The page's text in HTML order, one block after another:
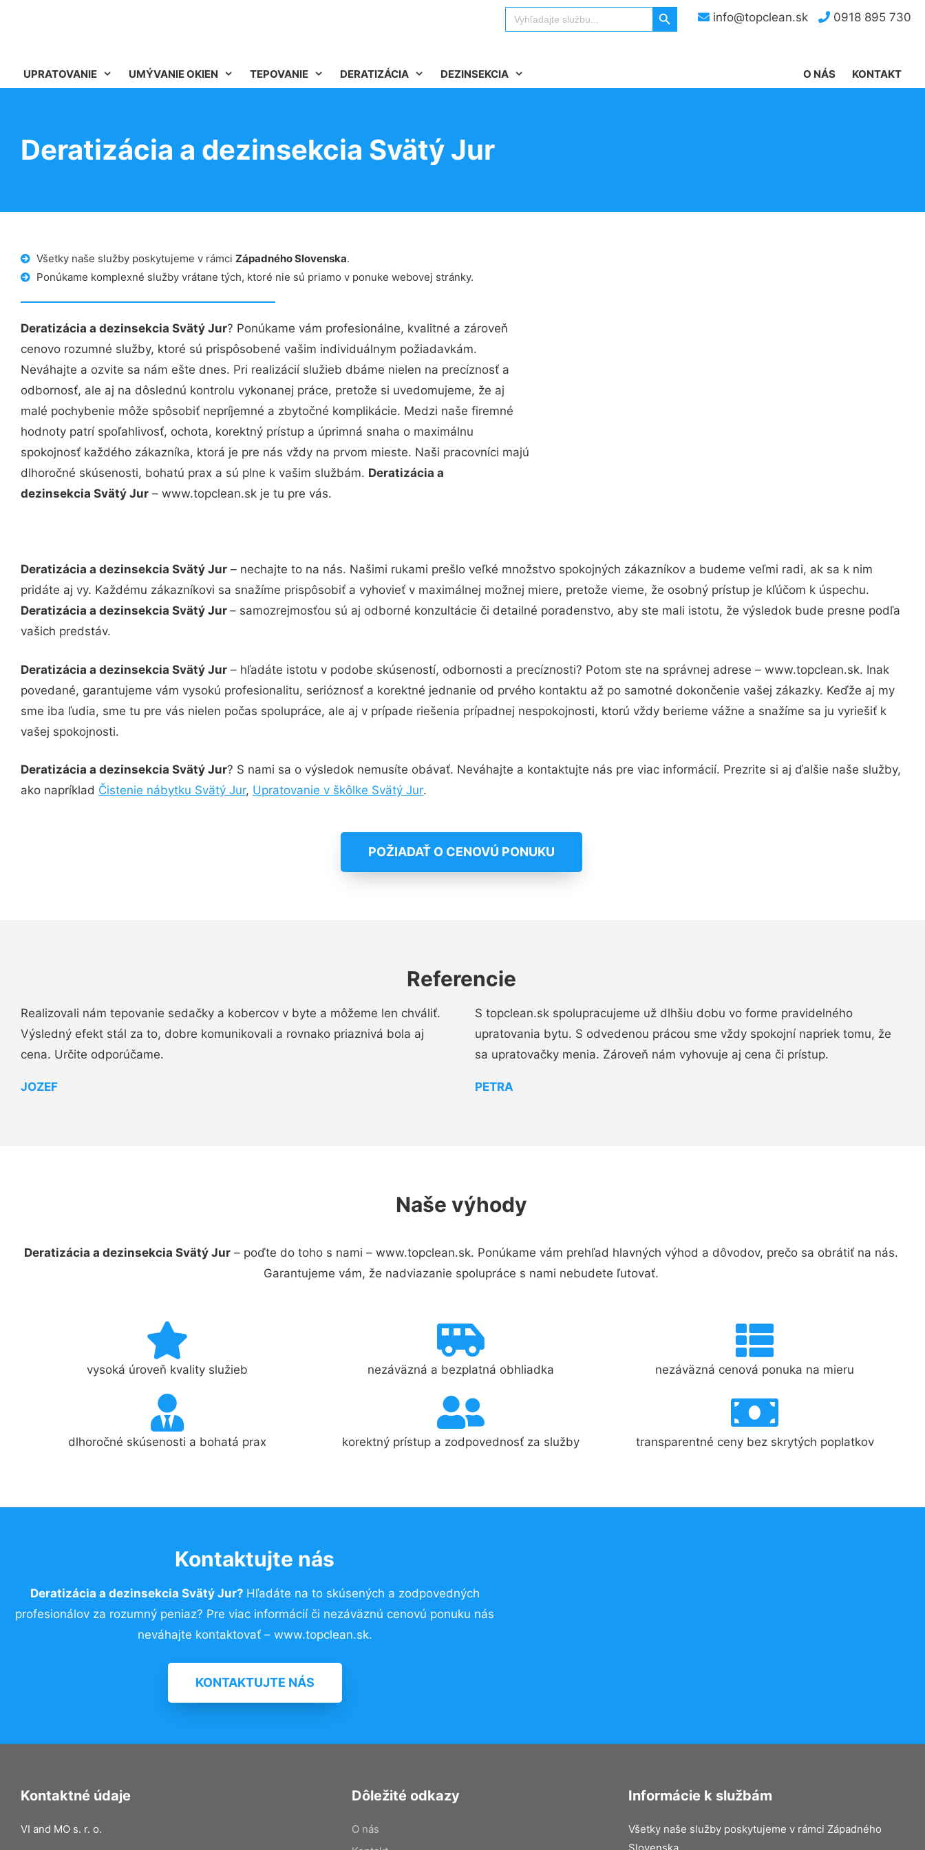
info@topclean.sk 0918 895 730
Search
for:
Search Button
UPRATOVANIE UMÝVANIE OKIEN TEPOVANIE DERATIZÁCIA DEZINSEKCIA KONTAKT
O NÁS
Deratizácia a dezinsekcia Svätý Jur
Všetky naše služby poskytujeme v rámci Západného Slovenska.
Ponúkame komplexné služby vrátane tých, ktoré nie sú priamo v ponuke webovej stránky.
Deratizácia a dezinsekcia Svätý Jur? Ponúkame vám profesionálne, kvalitné a zároveň
cenovo rozumné služby, ktoré sú prispôsobené vašim individuálnym požiadavkám.
Neváhajte a ozvite sa nám ešte dnes. Pri realizácií služieb dbáme nielen na precíznosť a
odbornosť, ale aj na dôslednú kontrolu vykonanej práce, pretože si uvedomujeme, že aj
malé pochybenie môže spôsobiť nepríjemné a zbytočné komplikácie. Medzi naše firemné
hodnoty patrí spoľahlivosť, ochota, korektný prístup a úprimná snaha o maximálnu
spokojnosť každého zákazníka, ktorá je pre nás vždy na prvom mieste. Naši pracovníci majú
dlhoročné skúsenosti, bohatú prax a sú plne k vašim službám. Deratizácia a
dezinsekcia Svätý Jur – www.topclean.sk je tu pre vás.
Deratizácia a dezinsekcia Svätý Jur – nechajte to na nás. Našimi rukami prešlo veľké množstvo spokojných zákazníkov a budeme veľmi radi, ak sa k nim
pridáte aj vy. Každému zákazníkovi sa snažíme prispôsobiť a vyhovieť v maximálnej možnej miere, pretože vieme, že osobný prístup je kľúčom k úspechu.
Deratizácia a dezinsekcia Svätý Jur – samozrejmosťou sú aj odborné konzultácie či detailné poradenstvo, aby ste mali istotu, že výsledok bude presne podľa
vašich predstáv.
Deratizácia a dezinsekcia Svätý Jur – hľadáte istotu v podobe skúseností, odbornosti a precíznosti? Potom ste na správnej adrese – www.topclean.sk. Inak
povedané, garantujeme vám vysokú profesionalitu, serióznosť a korektné jednanie od prvého kontaktu až po samotné dokončenie vašej zákazky. Keďže aj my
sme iba ľudia, sme tu pre vás nielen počas spolupráce, ale aj v prípade riešenia prípadnej nespokojnosti, ktorú vždy berieme vážne a snažíme sa ju vyriešiť k
vašej spokojnosti.
Deratizácia a dezinsekcia Svätý Jur? S nami sa o výsledok nemusíte obávať. Neváhajte a kontaktujte nás pre viac informácií. Prezrite si aj ďalšie naše služby,
ako napríklad Čistenie nábytku Svätý Jur, Upratovanie v škôlke Svätý Jur.
POŽIADAŤ O CENOVÚ PONUKU
Referencie
Realizovali nám tepovanie sedačky a kobercov v byte a môžeme len chváliť.
Výsledný efekt stál za to, dobre komunikovali a rovnako priaznivá bola aj
cena. Určite odporúčame.
JOZEF
S topclean.sk spolupracujeme už dlhšiu dobu vo forme pravidelného
upratovania bytu. S odvedenou prácou sme vždy spokojní napriek tomu, že
sa upratovačky menia. Zároveň nám vyhovuje aj cena či prístup.
PETRA
Naše výhody
Deratizácia a dezinsekcia Svätý Jur – poďte do toho s nami – www.topclean.sk. Ponúkame vám prehľad hlavných výhod a dôvodov, prečo sa obrátiť na nás.
Garantujeme vám, že nadviazanie spolupráce s nami nebudete ľutovať.
vysoká úroveň kvality služieb nezáväzná a bezplatná obhliadka nezáväzná cenová ponuka na mieru
dlhoročné skúsenosti a bohatá prax korektný prístup a zodpovednosť za služby transparentné ceny bez skrytých poplatkov
Kontaktujte nás
Deratizácia a dezinsekcia Svätý Jur? Hľadáte na to skúsených a zodpovedných
profesionálov za rozumný peniaz? Pre viac informácií či nezáväznú cenovú ponuku nás
neváhajte kontaktovať – www.topclean.sk.
KONTAKTUJTE NÁS
Kontaktné údaje
VI and MO s. r. o.
Dôležité odkazy
O nás
Informácie k službám
Všetky naše služby poskytujeme v rámci Západného
Slovenska.